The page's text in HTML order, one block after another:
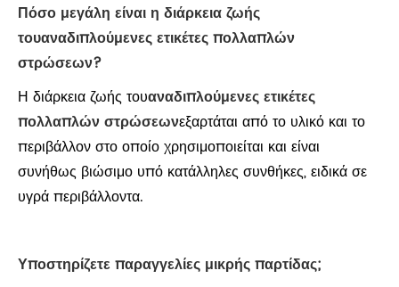
Πόσο μεγάλη είναι η διάρκεια ζωής
τουαναδιπλούμενες ετικέτες πολλαπλών
στρώσεων?
Η διάρκεια ζωής τουαναδιπλούμενες ετικέτες
πολλαπλών στρώσεωνεξαρτάται από το υλικό και το
περιβάλλον στο οποίο χρησιμοποιείται και είναι
συνήθως βιώσιμο υπό κατάλληλες συνθήκες, ειδικά σε
υγρά περιβάλλοντα.
Υποστηρίζετε παραγγελίες μικρής παρτίδας;